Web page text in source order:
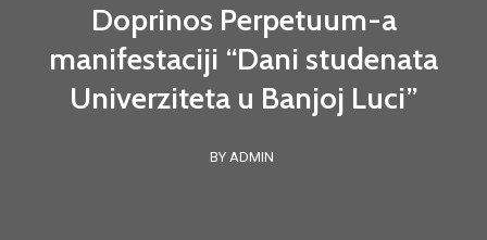
Doprinos Perpetuum-a
manifestaciji “Dani studenata
Univerziteta u Banjoj Luci”
BY ADMIN